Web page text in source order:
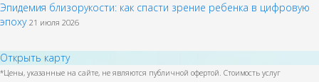
Эпидемия близорукости: как спасти зрение ребенка в цифровую
эпоху 21 июля 2026
Открыть карту
*Цены, указанные на сайте, не являются публичной офертой. Стоимость услуг